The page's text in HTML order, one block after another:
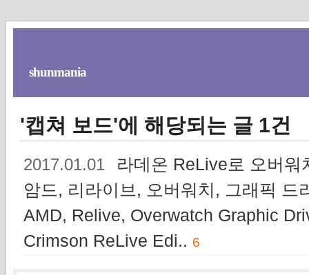
shunmania
'캡쳐 보드'에 해당되는 글 1건
2017.01.01
라데온 ReLive로 오버
암드, 리라이브, 오버워치, 그래픽 드
AMD, Relive, Overwatch Graphic
Crimson ReLive Edi.. 6